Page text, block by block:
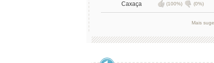
Caxaça (100%) (0%)
Mais